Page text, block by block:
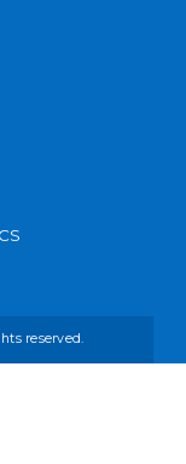
reserved.